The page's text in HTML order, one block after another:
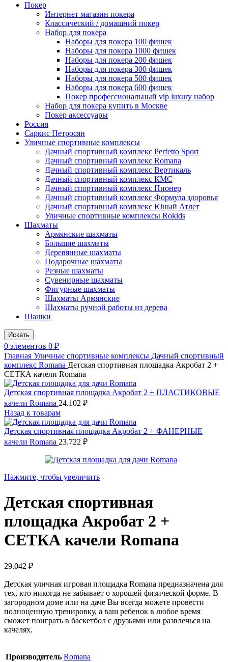
Покер
Интернет магазин покера
Классический / домашний покер
Набор для покера
Наборы для покера 100 фишек
Наборы для покера 1000 фишек
Наборы для покера 200 фишек
Наборы для покера 300 фишек
Наборы для покера 500 фишек
Наборы для покера 600 фишек
Покер профессиональный vip luxury набор
Набор для покера купить в Москве
Покер аксессуары
Россия
Саркис Петросян
Уличные спортивные комплексы
Дачный спортивный комплекс Perfetto Sport
Дачный спортивный комплекс Romana
Дачный спортивный комплекс Вертикаль
Дачный спортивный комплекс КМС
Дачный спортивный комплекс Пионер
Дачный спортивный комплекс Формула здоровья
Дачный спортивный комплекс Юный Атлет
Уличные спортивные комплексы Rokids
Шахматы
Армянские шахматы
Большие шахматы
Деревянные шахматы
Подарочные шахматы
Резные шахматы
Сувенирные шахматы
Фигурные шахматы
Шахматы Армянские
Шахматы ручной работы из дерева
Шашки
Искать
0 элементов 0 ₽
Главная Уличные спортивные комплексы Дачный спортивный
комплекс Romana Детская спортивная площадка Акробат 2 +
СЕТКА качели Romana
Детская спортивная площадка Акробат 2 + ПЛАСТИКОВЫЕ
качели Romana 24.102 ₽
Назад к товарам
Детская спортивная площадка Акробат 2 + ФАНЕРНЫЕ
качели Romana 23.722 ₽
Нажмите, чтобы увеличить
Детская спортивная
площадка Акробат 2 +
СЕТКА качели Romana
29.042 ₽
Детская уличная игровая площадка Romana предназначена для
тех, кто никогда не забывает о хорошей физической форме. В
загородном доме или на даче Вы всегда можете провести
полноценную тренировку, а ваш ребенок в любое время
сможет поиграть в баскетбол с друзьями или развлечься на
качелях.
Производитель Romana